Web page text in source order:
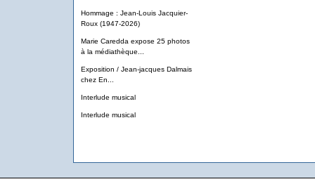
Hommage : Jean-Louis Jacquier-
Roux (1947-2026)
Marie Caredda expose 25 photos
à la médiathèque...
Exposition / Jean-jacques Dalmais
chez En...
Interlude musical
Interlude musical